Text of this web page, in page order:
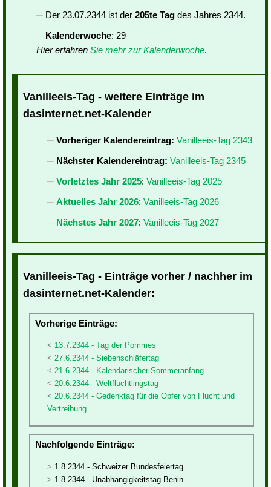
Der 23.07.2344 ist der 205te Tag des Jahres 2344.
Kalenderwoche: 29
Hier erfahren Sie mehr zur Kalenderwoche.
Vanilleeis-Tag - weitere Einträge im
dasinternet.net-Kalender
Vorheriger Kalendereintrag: Vanilleeis-Tag 2343
Nächster Kalendereintrag: Vanilleeis-Tag 2345
Vorletztes Jahr 2025: Vanilleeis-Tag 2025
Aktuelles Jahr 2026: Vanilleeis-Tag 2026
Nächstes Jahr 2027: Vanilleeis-Tag 2027
Vanilleeis-Tag - Einträge vorher / nachher im
dasinternet.net-Kalender:
Vorherige Einträge:
13.7.2344 - Tag der Pommes
27.6.2344 - Siebenschläfertag
21.6.2344 - Kalendarischer Sommeranfang
20.6.2344 - Weltflüchtlingstag
20.6.2344 - Gedenktag für die Opfer von Flucht und
Vertreibung
Nachfolgende Einträge:
1.8.2344 - Schweizer Bundesfeiertag
1.8.2344 - Unabhängigkeitstag Benin